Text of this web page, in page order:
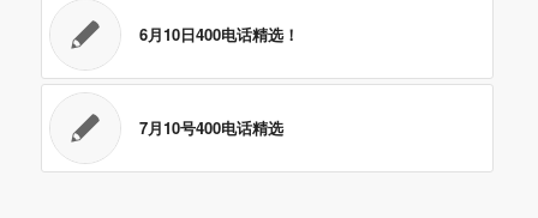
6月10日400电话精选！
7月10号400电话精选